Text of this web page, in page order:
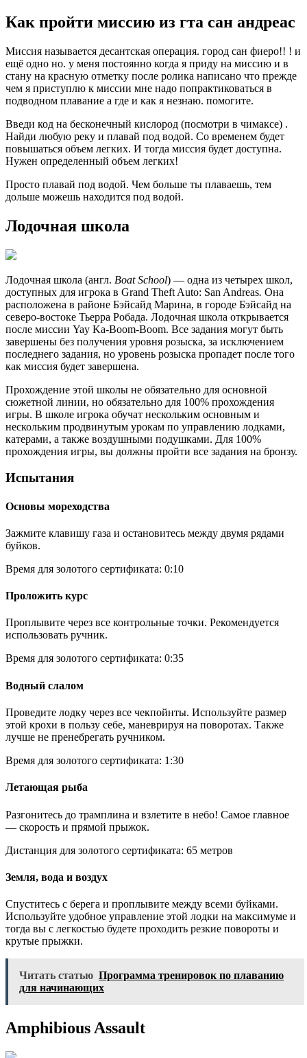
Как пройти миссию из гта сан андреас
Миссия называется десантская операция. город сан фиеро!! ! и
ещё одно но. у меня постоянно когда я приду на миссию и в
стану на красную отметку после ролика написано что прежде
чем я приступлю к миссии мне надо попрактиковаться в
подводном плавание а где и как я незнаю. помогите.
Введи код на бесконечный кислород (посмотри в чимаксе) .
Найди любую реку и плавай под водой. Со временем будет
повышаться объем легких. И тогда миссия будет доступна.
Нужен определенный объем легких!
Просто плавай под водой. Чем больше ты плаваешь, тем
дольше можешь находится под водой.
Лодочная школа
Лодочная школа (англ. Boat School) — одна из четырех школ,
доступных для игрока в Grand Theft Auto: San Andreas. Она
расположена в районе Бэйсайд Марина, в городе Бэйсайд на
северо-востоке Тьерра Робада. Лодочная школа открывается
после миссии Yay Ka-Boom-Boom. Все задания могут быть
завершены без получения уровня розыска, за исключением
последнего задания, но уровень розыска пропадет после того
как миссия будет завершена.
Прохождение этой школы не обязательно для основной
сюжетной линии, но обязательно для 100% прохождения
игры. В школе игрока обучат нескольким основным и
нескольким продвинутым урокам по управлению лодками,
катерами, а также воздушными подушками. Для 100%
прохождения игры, вы должны пройти все задания на бронзу.
Испытания
Основы мореходства
Зажмите клавишу газа и остановитесь между двумя рядами
буйков.
Время для золотого сертификата: 0:10
Проложить курс
Проплывите через все контрольные точки. Рекомендуется
использовать ручник.
Время для золотого сертификата: 0:35
Водный слалом
Проведите лодку через все чекпойнты. Используйте размер
этой крохи в пользу себе, маневрируя на поворотах. Также
лучше не пренебрегать ручником.
Время для золотого сертификата: 1:30
Летающая рыба
Разгонитесь до трамплина и взлетите в небо! Самое главное
— скорость и прямой прыжок.
Дистанция для золотого сертификата: 65 метров
Земля, вода и воздух
Спуститесь с берега и проплывите между всеми буйками.
Используйте удобное управление этой лодки на максимуме и
тогда вы с легкостью будете проходить резкие повороты и
крутые прыжки.
Читать статью Программа тренировок по плаванию
для начинающих
Amphibious Assault